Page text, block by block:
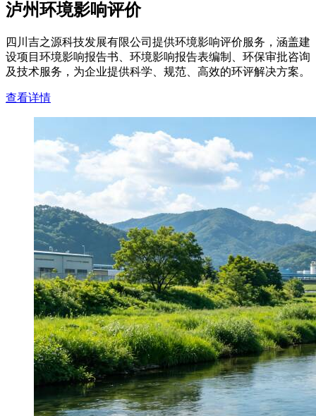
泸州环境影响评价
四川吉之源科技发展有限公司提供环境影响评价服务，涵盖建
设项目环境影响报告书、环境影响报告表编制、环保审批咨询
及技术服务，为企业提供科学、规范、高效的环评解决方案。
查看详情